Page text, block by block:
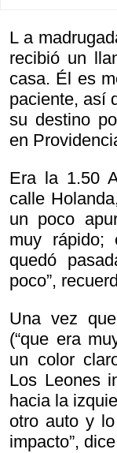
L a
recibió un
casa. Él es
paciente, así
su destino
en
Era la 1.50
calle
un poco
muy rápido;
quedó
poco”,
Una vez
(“que era
un color
Los Leones
hacia la
otro auto y
impacto”,